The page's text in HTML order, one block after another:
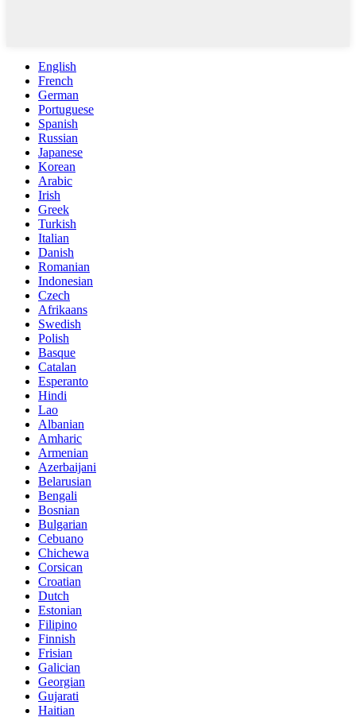
English
French
German
Portuguese
Spanish
Russian
Japanese
Korean
Arabic
Irish
Greek
Turkish
Italian
Danish
Romanian
Indonesian
Czech
Afrikaans
Swedish
Polish
Basque
Catalan
Esperanto
Hindi
Lao
Albanian
Amharic
Armenian
Azerbaijani
Belarusian
Bengali
Bosnian
Bulgarian
Cebuano
Chichewa
Corsican
Croatian
Dutch
Estonian
Filipino
Finnish
Frisian
Galician
Georgian
Gujarati
Haitian